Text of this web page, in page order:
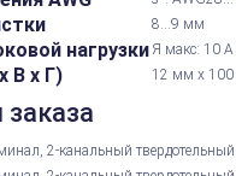
8...9 мм
нагрузки Я макс: 10 А
В х Г) 12 мм x
2-канальный